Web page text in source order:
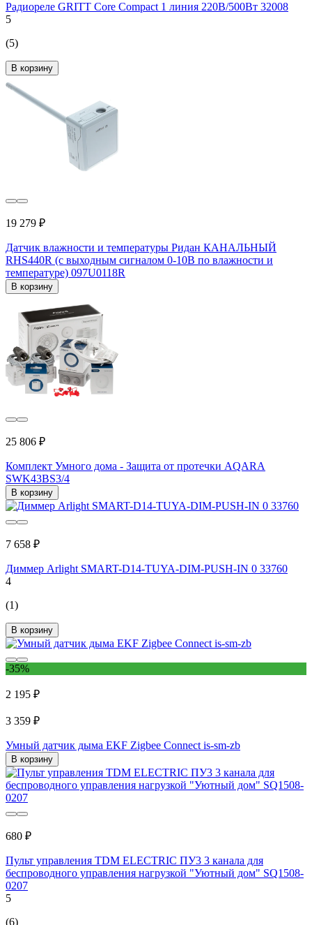
Радиореле GRITT Core Compact 1 линия 220В/500Вт 32008
5
(5)
В корзину
19 279 ₽
Датчик влажности и температуры Ридан КАНАЛЬНЫЙ
RHS440R (с выходным сигналом 0-10В по влажности и
температуре) 097U0118R
В корзину
25 806 ₽
Комплект Умного дома - Защита от протечки AQARA
SWK43BS3/4
В корзину
7 658 ₽
Диммер Arlight SMART-D14-TUYA-DIM-PUSH-IN 0 33760
4
(1)
В корзину
-35%
2 195 ₽
3 359 ₽
Умный датчик дыма EKF Zigbee Connect is-sm-zb
В корзину
680 ₽
Пульт управления TDM ELECTRIC ПУ3 3 канала для
беспроводного управления нагрузкой "Уютный дом" SQ1508-
0207
5
(6)